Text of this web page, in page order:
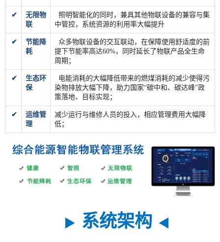
✔
无限物
联
照明智能化的同时，兼具其他物联设备的兼容与集
中管控，系统资源的利用率大幅提升
✔
节能降
耗
众多物联设备的交互联动，在保障使用舒适度的前
提下节能率高达60%，同时延长了物联产品全生命
周期；
✔
生态环
保
电能消耗的大幅降低带来的燃煤消耗的减少使得污
染物排放大幅下降，助力国家“碳中和、碳达峰”政
策落地、目标实现；
✔
运维管
理
减少运行与维修人员的投入，相应管理费用大幅降
低；
▶ 系统架构 ◀